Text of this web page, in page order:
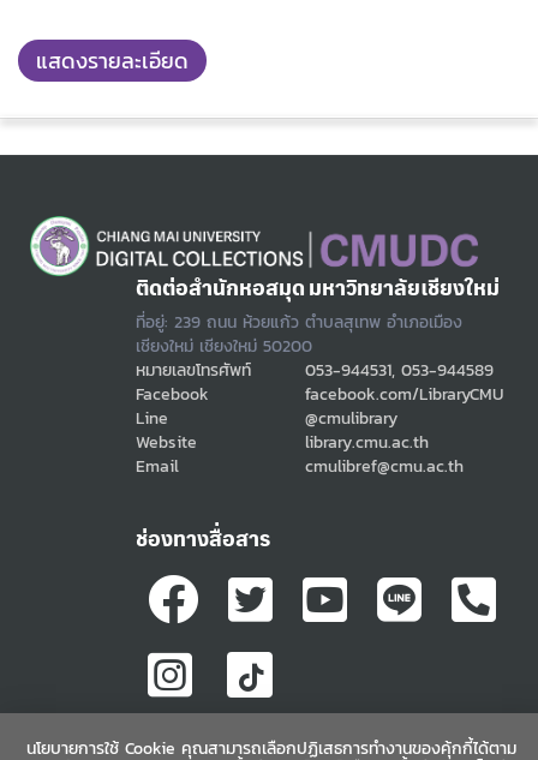
แสดงรายละเอียด
ติดต่อสำนักหอสมุด มหาวิทยาลัยเชียงใหม่
ที่อยู่: 239 ถนน ห้วยแก้ว ตำบลสุเทพ อำเภอเมือง
เชียงใหม่ เชียงใหม่ 50200
หมายเลขโทรศัพท์ 053-944531, 053-944589
Facebook
facebook.com/LibraryCMU
Line
@cmulibrary
Website
library.cmu.ac.th
Email
cmulibref@cmu.ac.th
ช่องทางสื่อสาร
นโยบายการใช้ Cookie คุณสามารถเลือกปฏิเสธการทำงานของคุ้กกี้ได้ตาม